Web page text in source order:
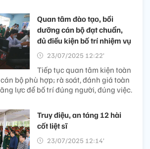
Quan tâm đào tạo, bồi
dưỡng cán bộ đạt chuẩn,
đủ điều kiện bố trí nhiệm vụ
23/07/2025 12:22’
Tiếp tục quan tâm kiện toàn
bộ phù hợp; rà soát, đánh giá toàn
lực để bố trí đúng người, đúng việc.
Truy điệu, an táng 12 hài
cốt liệt sĩ
23/07/2025 12:14’